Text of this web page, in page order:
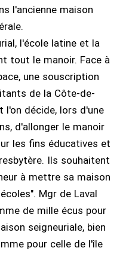
l'ancienne maison
l'école latine et la
tout le manoir. Face à
une souscription
de la Côte-de-
l'on décide, lors d'une
d'allonger le manoir
les fins éducatives et
Ils souhaitent
à mettre sa maison
Mgr de Laval
de mille écus pour
seigneuriale, bien
pour celle de l'île